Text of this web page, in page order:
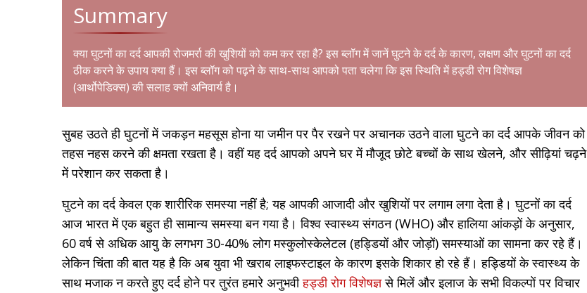
Summary
क्या घुटनों का दर्द आपकी रोजमर्रा की खुशियों को कम कर रहा है? इस ब्लॉग में जानें घुटने के दर्द के कारण, लक्षण और घुटनों का दर्द
ठीक करने के उपाय क्या हैं। इस ब्लॉग को पढ़ने के साथ-साथ आपको पता चलेगा कि इस स्थिति में हड्डी रोग विशेषज्ञ
(आर्थोपेडिक्स) की सलाह क्यों अनिवार्य है।
सुबह उठते ही घुटनों में जकड़न महसूस होना या जमीन पर पैर रखने पर अचानक उठने वाला घुटने का दर्द आपके जीवन को
तहस नहस करने की क्षमता रखता है। वहीं यह दर्द आपको अपने घर में मौजूद छोटे बच्चों के साथ खेलने, और सीढ़ियां चढ़ने
में परेशान कर सकता है।
घुटने का दर्द केवल एक शारीरिक समस्या नहीं है; यह आपकी आजादी और खुशियों पर लगाम लगा देता है। घुटनों का दर्द
आज भारत में एक बहुत ही सामान्य समस्या बन गया है। विश्व स्वास्थ्य संगठन (WHO) और हालिया आंकड़ों के अनुसार,
60 वर्ष से अधिक आयु के लगभग 30-40% लोग मस्कुलोस्केलेटल (हड्डियों और जोड़ों) समस्याओं का सामना कर रहे हैं।
लेकिन चिंता की बात यह है कि अब युवा भी खराब लाइफस्टाइल के कारण इसके शिकार हो रहे हैं। हड्डियों के स्वास्थ्य के
साथ मजाक न करते हुए दर्द होने पर तुरंत हमारे अनुभवीहड्डी रोग विशेषज्ञसे मिलें और इलाज के सभी विकल्पों पर विचार